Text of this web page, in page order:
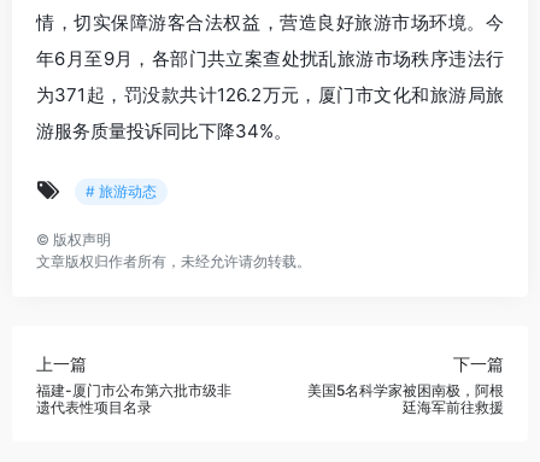
情，切实保障游客合法权益，营造良好旅游市场环境。今
年6月至9月，各部门共立案查处扰乱旅游市场秩序违法行
为371起，罚没款共计126.2万元，厦门市文化和旅游局旅
游服务质量投诉同比下降34%。
# 旅游动态
© 版权声明
文章版权归作者所有，未经允许请勿转载。
上一篇
福建-厦门市公布第六批市级非
遗代表性项目名录
下一篇
美国5名科学家被困南极，阿根
廷海军前往救援